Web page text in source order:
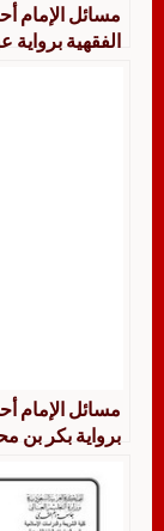
مسائل الإمام
الفقهية برواية
مسائل الإمام
برواية بكر بن
الخيار في